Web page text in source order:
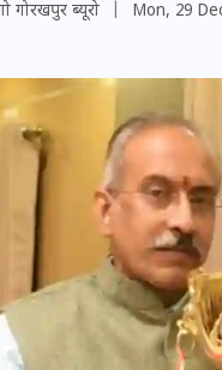
गोरखपुर ब्यूरो Mon, 29